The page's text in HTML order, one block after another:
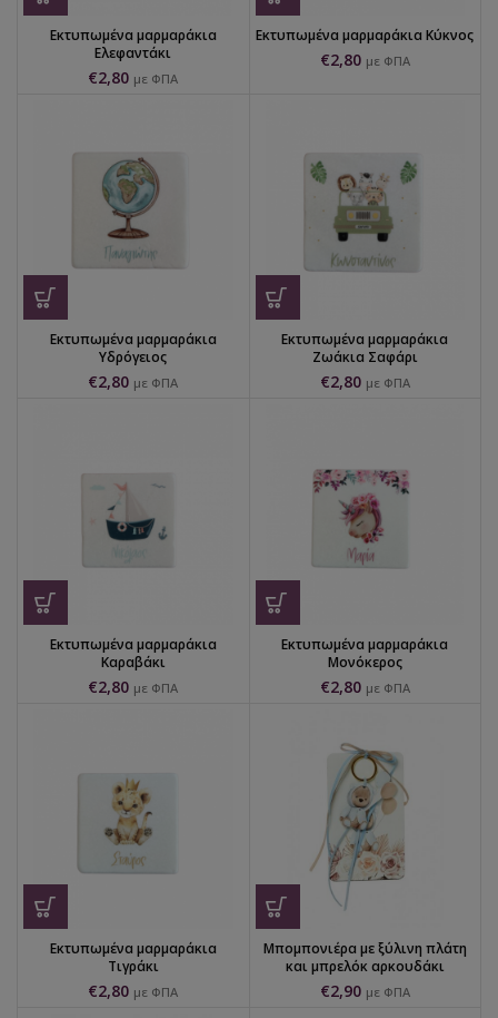
Εκτυπωμένα μαρμαράκια
Ελεφαντάκι
€2,80 με ΦΠΑ
Εκτυπωμένα μαρμαράκια Κύκνος
€2,80 με ΦΠΑ
Εκτυπωμένα μαρμαράκια
Υδρόγειος
€2,80 με ΦΠΑ
Εκτυπωμένα μαρμαράκια
Ζωάκια Σαφάρι
€2,80 με ΦΠΑ
Εκτυπωμένα μαρμαράκια
Καραβάκι
€2,80 με ΦΠΑ
Εκτυπωμένα μαρμαράκια
Μονόκερος
€2,80 με ΦΠΑ
Εκτυπωμένα μαρμαράκια
Τιγράκι
€2,80 με ΦΠΑ
Μπομπονιέρα με ξύλινη πλάτη
και μπρελόκ αρκουδάκι
€2,90 με ΦΠΑ